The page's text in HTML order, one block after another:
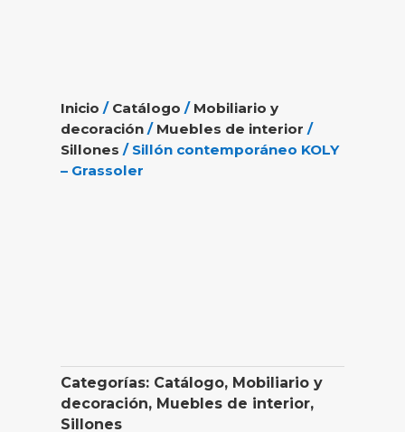
Inicio / Catálogo / Mobiliario y
decoración / Muebles de interior /
Sillones / Sillón contemporáneo KOLY
– Grassoler
Categorías: Catálogo, Mobiliario y
decoración, Muebles de interior,
Sillones